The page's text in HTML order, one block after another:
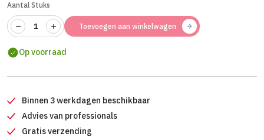
Aantal Stuks
Toevoegen aan winkelwagen
Op voorraad
Binnen 3 werkdagen beschikbaar
Advies van professionals
Gratis verzending